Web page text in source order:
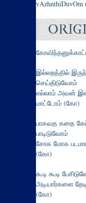
vAzhnthiDuvOm
இல்லறத்தில்
செய்திடுவோம்
எல்லாம் அவன்
மாட்டோம் (கோ)
பாகவத கதை
பாடிடுவோம்
சோக மோக
(கோ)
கூடி கூடி
அடியார்களை
(கோ)